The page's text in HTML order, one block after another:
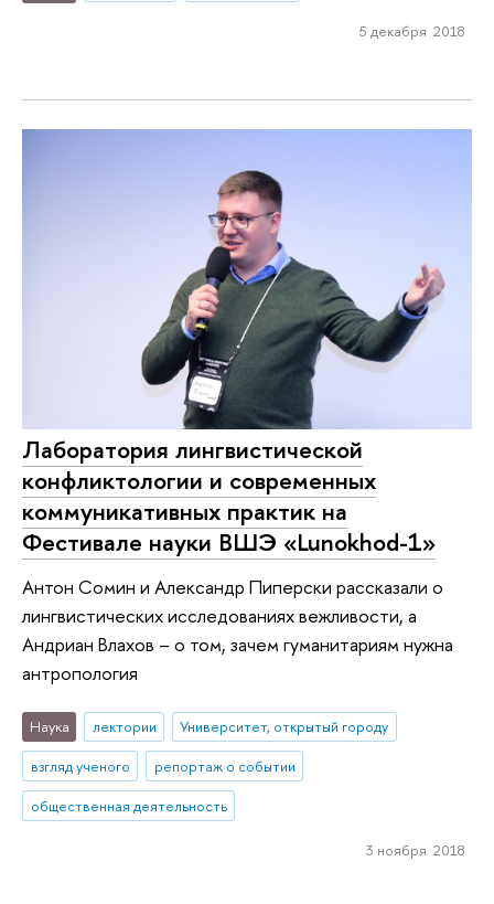
5 декабря 2018
Лаборатория лингвистической
конфликтологии и современных
коммуникативных практик на
Фестивале науки ВШЭ «Lunokhod-1»
Антон Сомин и Александр Пиперски рассказали о
лингвистических исследованиях вежливости, а
Андриан Влахов – о том, зачем гуманитариям нужна
антропология
Наука лектории
Университет, открытый городу
взгляд ученого
репортаж о событии
общественная деятельность
3 ноября 2018